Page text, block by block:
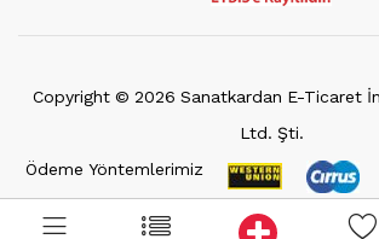
Copyright © 2026 Sanatkardan E-Ticaret
Ltd. Şti.
Ödeme Yöntemlerimiz